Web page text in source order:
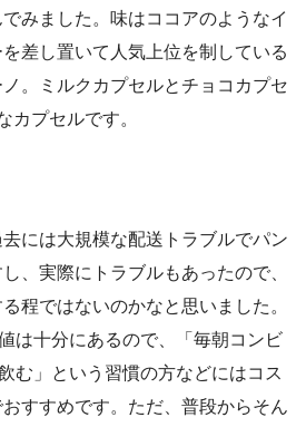
みました。味はココアのようなイ
差し置いて人気上位を制している
。ミルクカプセルとチョコカプセ
カプセルです。
には大規模な配送トラブルでパン
、実際にトラブルもあったので、
程ではないのかなと思いました。
は十分にあるので、「毎朝コンビ
む」という習慣の方などにはコス
すすめです。ただ、普段からそん